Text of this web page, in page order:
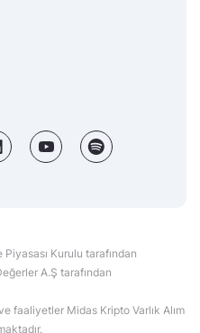
Kurulu tarafından
A.Ş tarafından
faaliyetler Midas Kripto Varlık Alım